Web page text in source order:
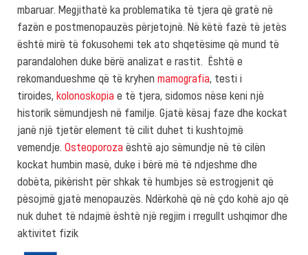
mbaruar. Megjithatë ka problematika të tjera që gratë në
fazën e postmenopauzës përjetojnë. Në këtë fazë të jetës
është mirë të fokusohemi tek ato shqetësime që mund të
parandalohen duke bërë analizat e rastit. Është e
rekomandueshme që të kryhen mamografia, testi i
tiroides, kolonoskopia e të tjera, sidomos nëse keni një
historik sëmundjesh në familje. Gjatë kësaj faze dhe kockat
janë një tjetër element të cilit duhet ti kushtojmë
vemendje. Osteoporoza është ajo sëmundje në të cilën
kockat humbin masë, duke i bërë më të ndjeshme dhe
dobëta, pikërisht për shkak të humbjes së estrogjenit që
pësojmë gjatë menopauzës. Ndërkohë që në çdo kohë ajo që
nuk duhet të ndajmë është një regjim i rregullt ushqimor dhe
aktivitet fizik